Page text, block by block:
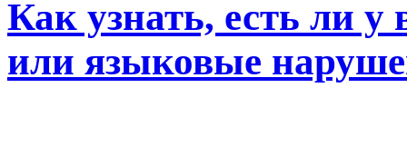
Как узнать, есть ли у
или языковые